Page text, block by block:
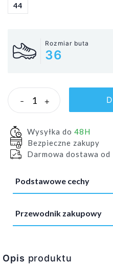
44
Rozmiar buta
36
- +
Wysyłka do 48H
Bezpieczne zakupy
Darmowa dostawa od
Podstawowe cechy
Przewodnik zakupowy
Opis produktu